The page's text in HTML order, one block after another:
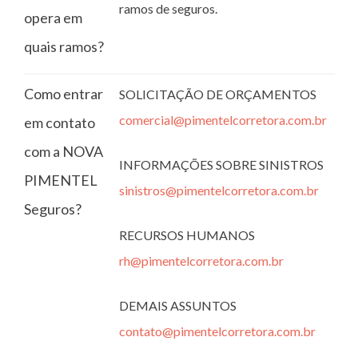
opera em
quais ramos?
ramos de seguros.
Como entrar
em contato
com a NOVA
PIMENTEL
Seguros?
SOLICITAÇÃO DE ORÇAMENTOS
comercial@pimentelcorretora.com.br
INFORMAÇÕES SOBRE SINISTROS
sinistros@pimentelcorretora.com.br
RECURSOS HUMANOS
rh@pimentelcorretora.com.br
DEMAIS ASSUNTOS
contato@pimentelcorretora.com.br